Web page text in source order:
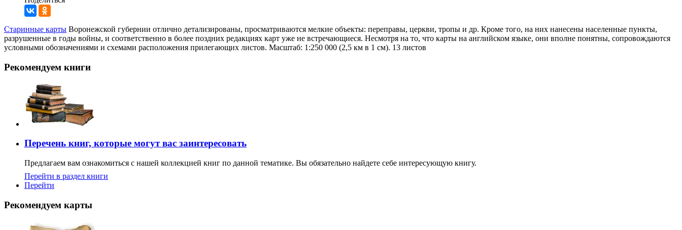
Старинные карты Воронежской губернии отлично детализированы, просматриваются мелкие объекты: переправы, церкви, тропы и др. Кроме того, на них нанесены населенные пункты,
разрушенные в годы войны, и соответственно в более поздних редакциях карт уже не встречающиеся. Несмотря на то, что карты на английском языке, они вполне понятны, сопровождаются
условными обозначениями и схемами расположения прилегающих листов. Масштаб: 1:250 000 (2,5 км в 1 см). 13 листов
Рекомендуем книги
Перечень книг, которые могут вас заинтересовать
Предлагаем вам ознакомиться с нашей коллекцией книг по данной тематике. Вы обязательно найдете себе интересующую книгу.
Перейти в раздел книги
Перейти
Рекомендуем карты